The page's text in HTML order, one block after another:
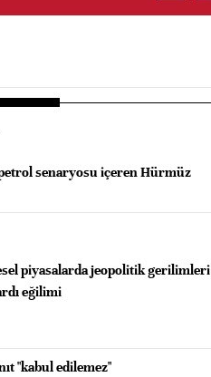
senaryosu içeren Hürmüz
piyasalarda jeopolitik gerilimleri
eğilimi
"kabul edilemez"